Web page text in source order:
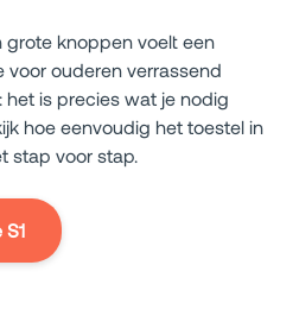
grote knoppen voelt een
ouderen verrassend
het is precies wat je nodig
hoe eenvoudig het toestel in
stap voor stap.